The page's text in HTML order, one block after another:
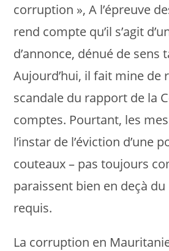
corruption », A l’épreuve
rend compte qu’il s’agit
d’annonce, dénué de sens
Aujourd’hui, il fait mine de
scandale du rapport de la
comptes. Pourtant, les
l’instar de l’éviction d’une
couteaux – pas toujours
paraissent bien en deçà
requis.
La corruption en